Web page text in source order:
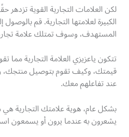
لكن العلامات التجارية القوية تزدهر
الكبيرة لعلامتها التجارية. قم
المستهدف، وسوف تمتلك علامة
تتكون ياعزيزي العلامة التجارية
قيمتك، وكيف تقوم بتوصيل منتجك،
عند تفاعلهم معك.
بشكل عام، هوية علامتك التجارية
يشعرون به عندما يرون أو يسمعون